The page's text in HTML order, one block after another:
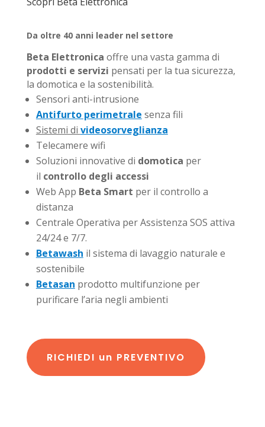
Da oltre 40 anni leader nel settore
Beta Elettronica offre una vasta gamma di
prodotti e servizi pensati per la tua sicurezza,
la domotica e la sostenibilità.
Sensori anti-intrusione
Antifurto perimetrale senza fili
Sistemi di videosorveglianza
Telecamere wifi
Soluzioni innovative di domotica per
il controllo degli accessi
Web App Beta Smart per il controllo a
distanza
Centrale Operativa per Assistenza SOS attiva
24/24 e 7/7.
Betawash il sistema di lavaggio naturale e
sostenibile
Betasan prodotto multifunzione per
purificare l’aria negli ambienti
RICHIEDI un PREVENTIVO